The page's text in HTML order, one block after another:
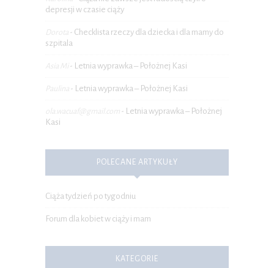
depresji w czasie ciąży
Dorota - Checklista rzeczy dla dziecka i dla mamy do
szpitala
Asia Mi - Letnia wyprawka – Położnej Kasi
Paulina - Letnia wyprawka – Położnej Kasi
ola.wacuaf@gmail.com - Letnia wyprawka – Położnej
Kasi
POLECANE ARTYKUŁY
Ciąża tydzień po tygodniu
Forum dla kobiet w ciąży i mam
KATEGORIE